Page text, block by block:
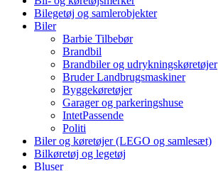
Bilegetøj og samlerobjekter
Biler
Barbie Tilbebør
Brandbil
Brandbiler og udrykningskøretøjer
Bruder Landbrugsmaskiner
Byggekøretøjer
Garager og parkeringshuse
IntetPassende
Politi
Biler og køretøjer (LEGO og samlesæt)
Bilkøretøj og legetøj
Bluser